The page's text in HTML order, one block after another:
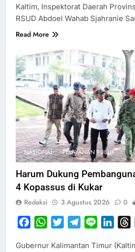
Kaltim, Inspektorat Daerah
RSUD Abdoel Wahab Sjahranie
Read More
NASIONAL PELAYANAN PUBLIK
Harum Dukung
4 Kopassus di Kukar
Redaksi 3 Agustus 2026 0
FacebookWhatsApp
TwitterTelegram
Line
Gubernur Kalimantan Timur